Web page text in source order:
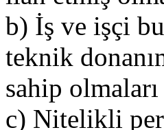
b) İş ve işçi
teknik
sahip olmaları
c) Nitelikli